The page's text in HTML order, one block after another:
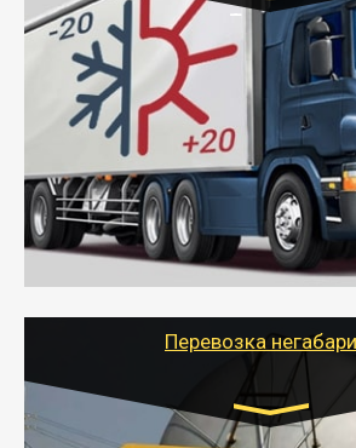
Транспорт:
Газель (1,5 и 3 тонны), Бычок,
10 тонн
от 6000 руб.
- Рефрижераторные перевозки
соблюдением температурного
термописцем, санитарной
книжкой у водителя.
- Тайгер Логистик поможет быстро
скоропортящиеся продукты в любой
Перевозка